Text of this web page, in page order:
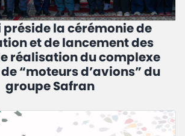
préside la cérémonie de
et de lancement des
réalisation du complexe
“moteurs d’avions” du
groupe Safran